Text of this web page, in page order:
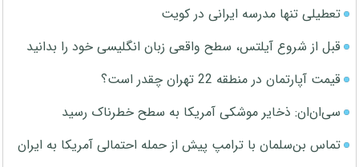
تعطیلی تنها مدرسه ایرانی در کویت
قبل از شروع آیلتس، سطح واقعی زبان انگلیسی خود را بدانید
قیمت آپارتمان در منطقه 22 تهران چقدر است؟
سی‌ان‌ان: ذخایر موشکی آمریکا به سطح خطرناک رسید
تماس بن‌سلمان با ترامپ پیش از حمله احتمالی آمریکا به ایران